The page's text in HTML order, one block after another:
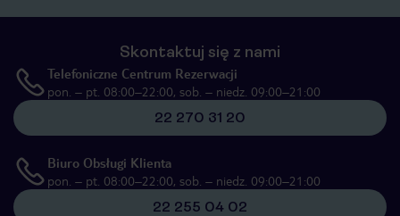
Skontaktuj się z nami
Telefoniczne Centrum Rezerwacji
pon. – pt. 08:00–22:00, sob. – niedz. 09:00–21:00
22 270 31 20
Biuro Obsługi Klienta
pon. – pt. 08:00–22:00, sob. – niedz. 09:00–21:00
22 255 04 02